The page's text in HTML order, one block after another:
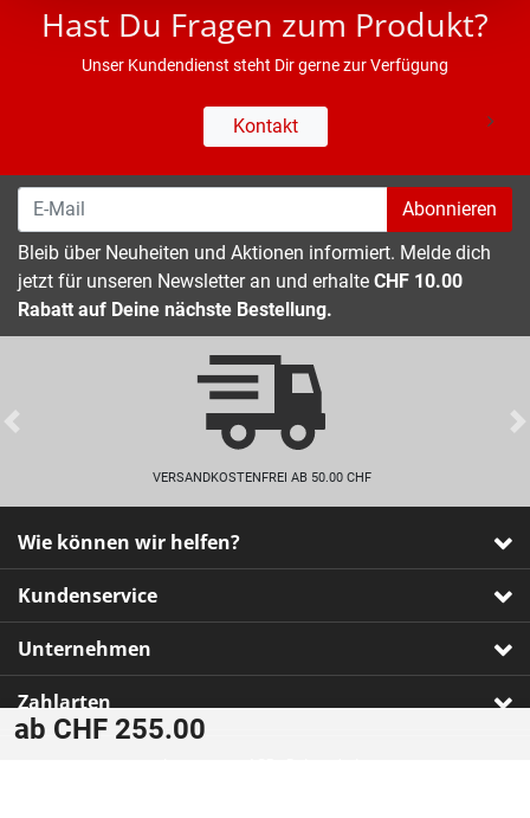
ab CHF 255.00
Hast Du Fragen zum Produkt?
Unser Kundendienst steht Dir gerne zur Verfügung
Kontakt
Abonnieren
Bleib über Neuheiten und Aktionen informiert. Melde dich
jetzt für unseren Newsletter an und erhalte CHF 10.00
Rabatt auf Deine nächste Bestellung.
VERSANDKOSTENFREI AB 50.00 CHF
Previous
Wie können wir helfen?
Kundenservice
Unternehmen
Zahlarten